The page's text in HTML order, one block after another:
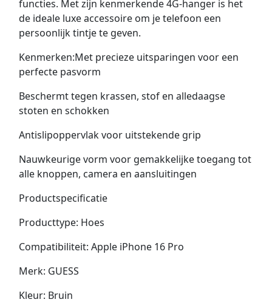
functies. Met zijn kenmerkende 4G-hanger is het
de ideale luxe accessoire om je telefoon een
persoonlijk tintje te geven.
Kenmerken:Met precieze uitsparingen voor een
perfecte pasvorm
Beschermt tegen krassen, stof en alledaagse
stoten en schokken
Antislipoppervlak voor uitstekende grip
Nauwkeurige vorm voor gemakkelijke toegang tot
alle knoppen, camera en aansluitingen
Productspecificatie
Producttype: Hoes
Compatibiliteit: Apple iPhone 16 Pro
Merk: GUESS
Kleur: Bruin